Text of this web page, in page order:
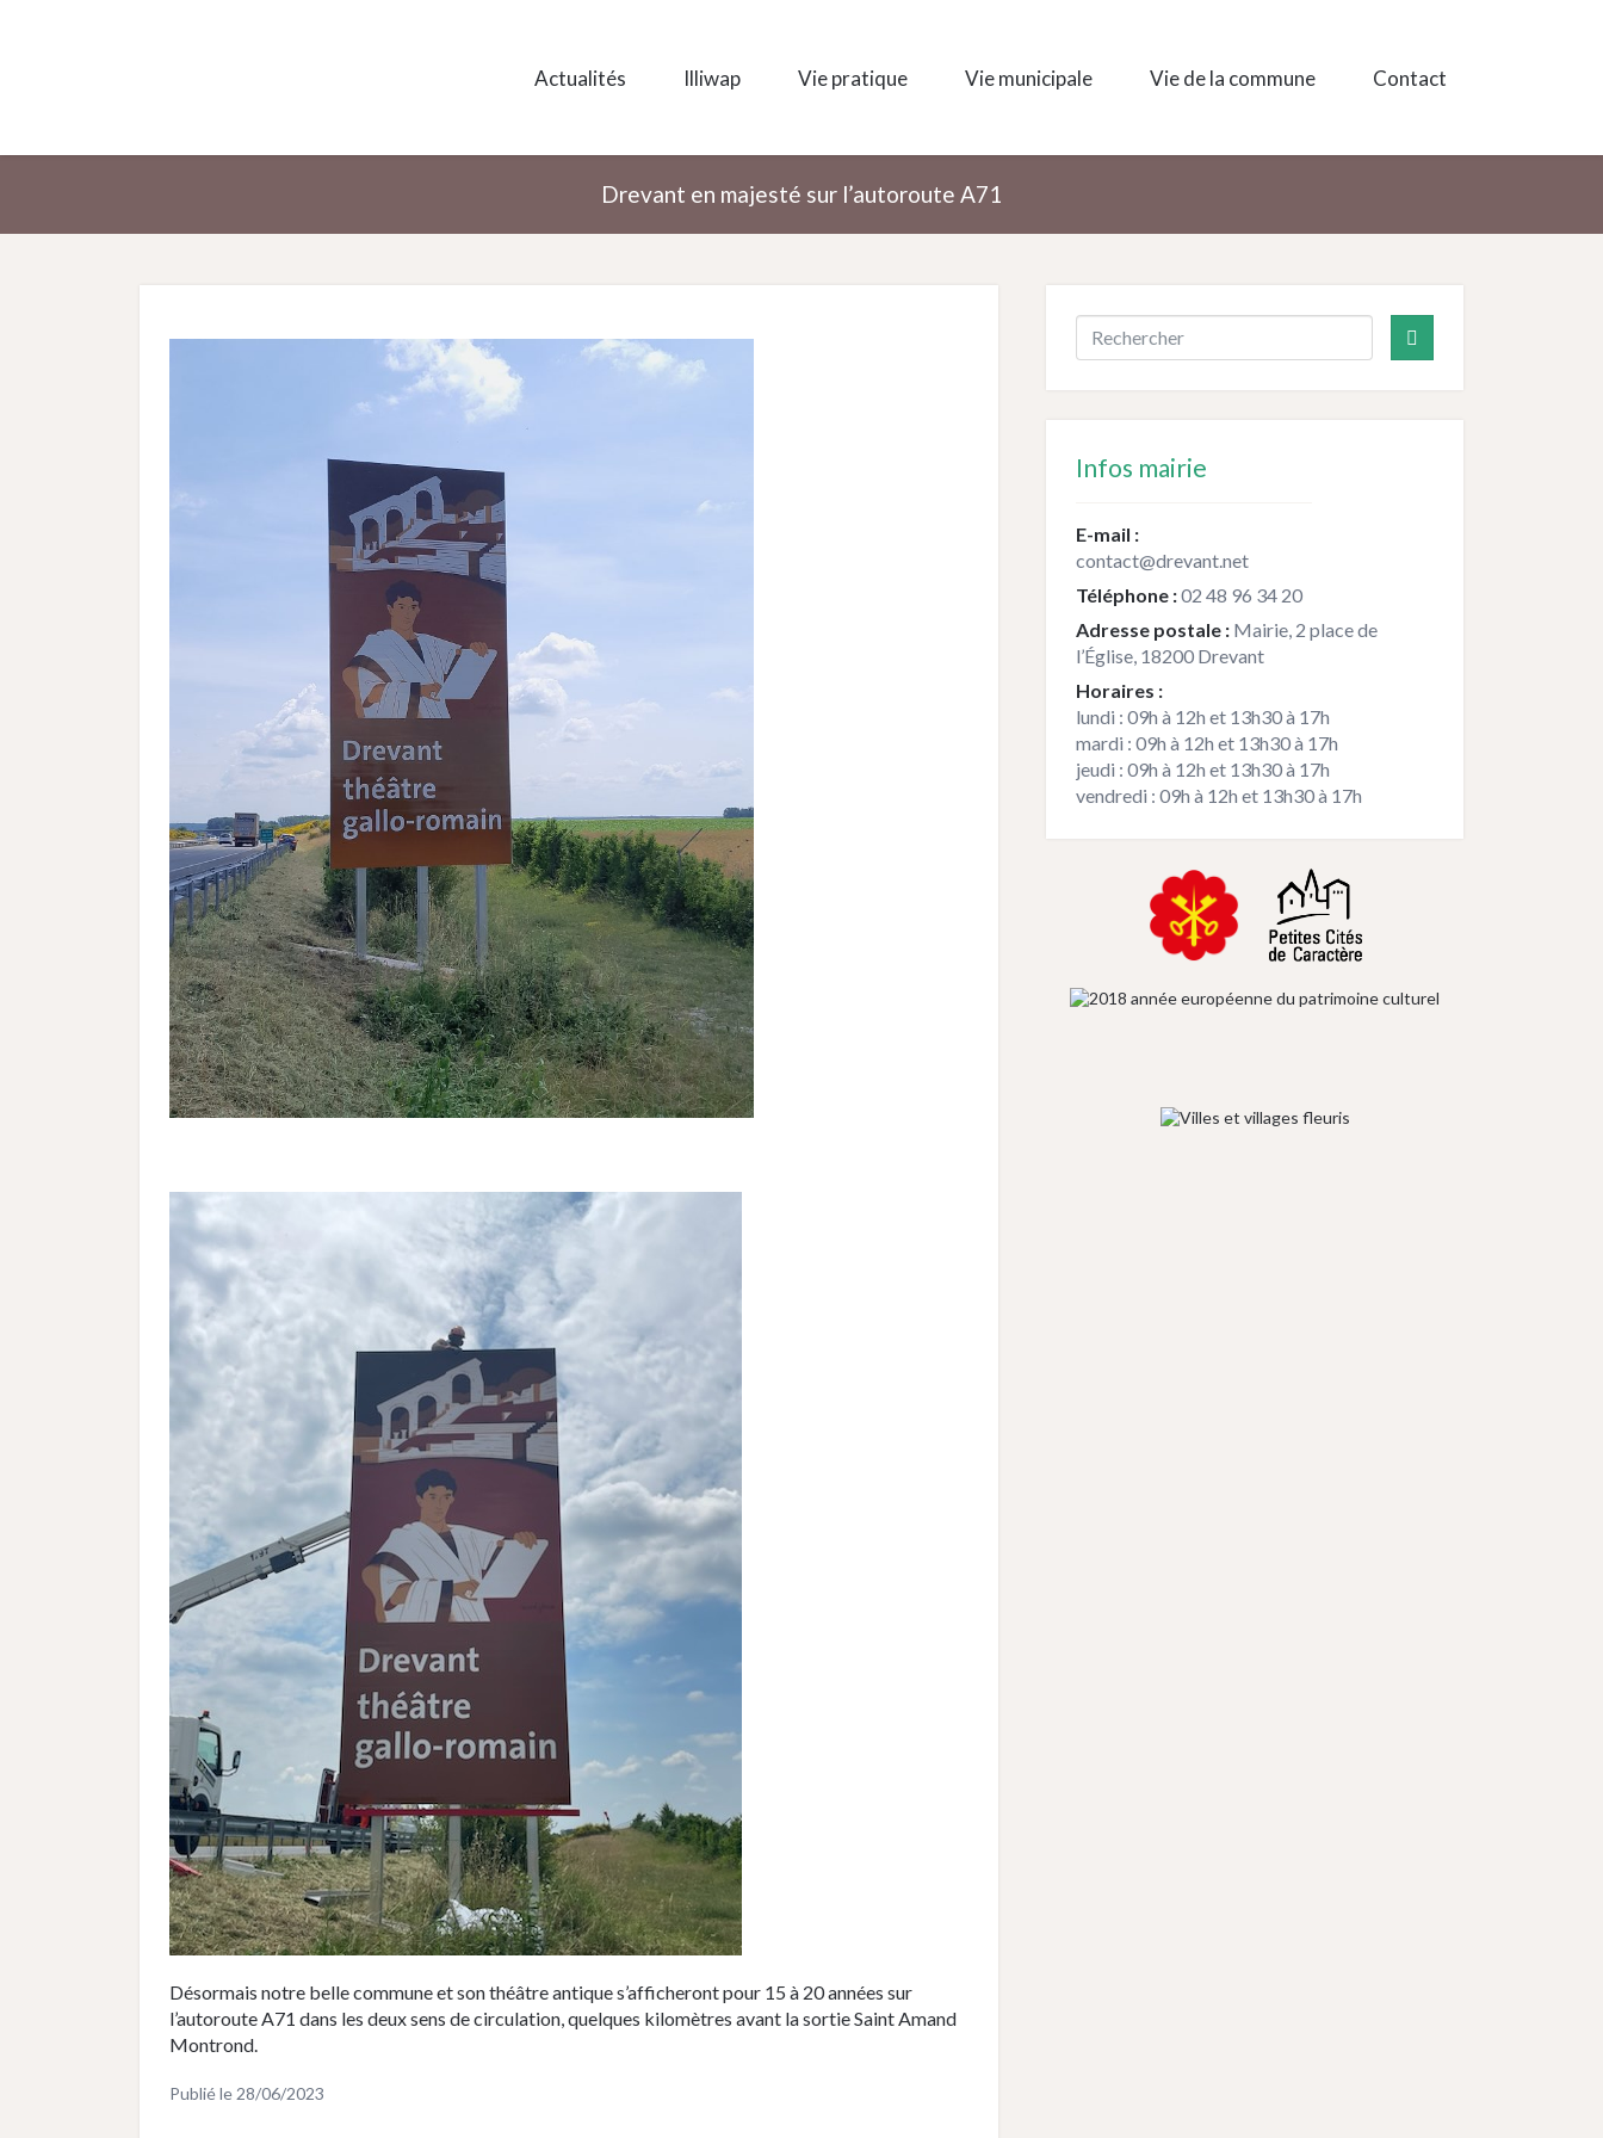
Actualités Illiwap Vie pratique Vie municipale Vie de la commune Contact
Drevant en majesté sur l’autoroute A71
Désormais notre belle commune et son théâtre antique s’afficheront pour 15 à 20 années sur
l’autoroute A71 dans les deux sens de circulation, quelques kilomètres avant la sortie Saint Amand
Montrond.
Publié le 28/06/2023
Infos mairie
E-mail :
contact@drevant.net
Téléphone :02 48 96 34 20
Adresse postale : Mairie, 2 place de
l’Église, 18200 Drevant
Horaires :
lundi : 09h à 12h et 13h30 à 17h
mardi : 09h à 12h et 13h30 à 17h
jeudi : 09h à 12h et 13h30 à 17h
vendredi : 09h à 12h et 13h30 à 17h